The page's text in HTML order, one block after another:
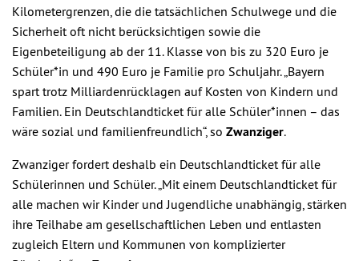
Kilometergrenzen, die die tatsächlichen Schulwege und die
Sicherheit oft nicht berücksichtigen sowie die
Eigenbeteiligung ab der 11. Klasse von bis zu 320 Euro je
Schüler*in und 490 Euro je Familie pro Schuljahr. „Bayern
spart trotz Milliardenrücklagen auf Kosten von Kindern und
Familien. Ein Deutschlandticket für alle Schüler*innen – das
wäre sozial und familienfreundlich“, so Zwanziger.
Zwanziger fordert deshalb ein Deutschlandticket für alle
Schülerinnen und Schüler. „Mit einem Deutschlandticket für
alle machen wir Kinder und Jugendliche unabhängig, stärken
ihre Teilhabe am gesellschaftlichen Leben und entlasten
zugleich Eltern und Kommunen von komplizierter